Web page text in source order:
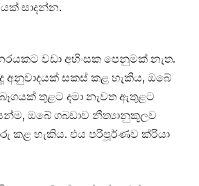
සාදන්න.
වඩා අහිංසක පෙනුමක් නැත.
අනුවාදයක් සකස් කළ හැකිය, ඔබේ
තුළට දමා නැවත ඇතුළට
ඔබේ ගබඩාව නීත්‍යානුකූලව
කළ හැකිය. එය පරිපූර්ණව ක්රියා